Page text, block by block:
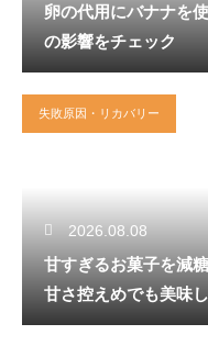
卵の代用にバナナを
の影響をチェック
失敗原因・リカバリー
2026.08.08
甘すぎるお菓子を減
甘さ控えめでも美味